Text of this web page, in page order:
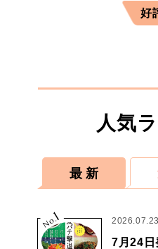
好
人気
最 新
No.
1 2026.07.23
7月24日